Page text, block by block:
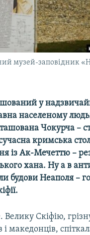
КРИМУ
музей-заповідник
у
населеному
Чокурча –
кримська
із Ак-Мечеттю –
хана. Ну а в
будови Неаполя –
Велику Скіфію,
македонців,